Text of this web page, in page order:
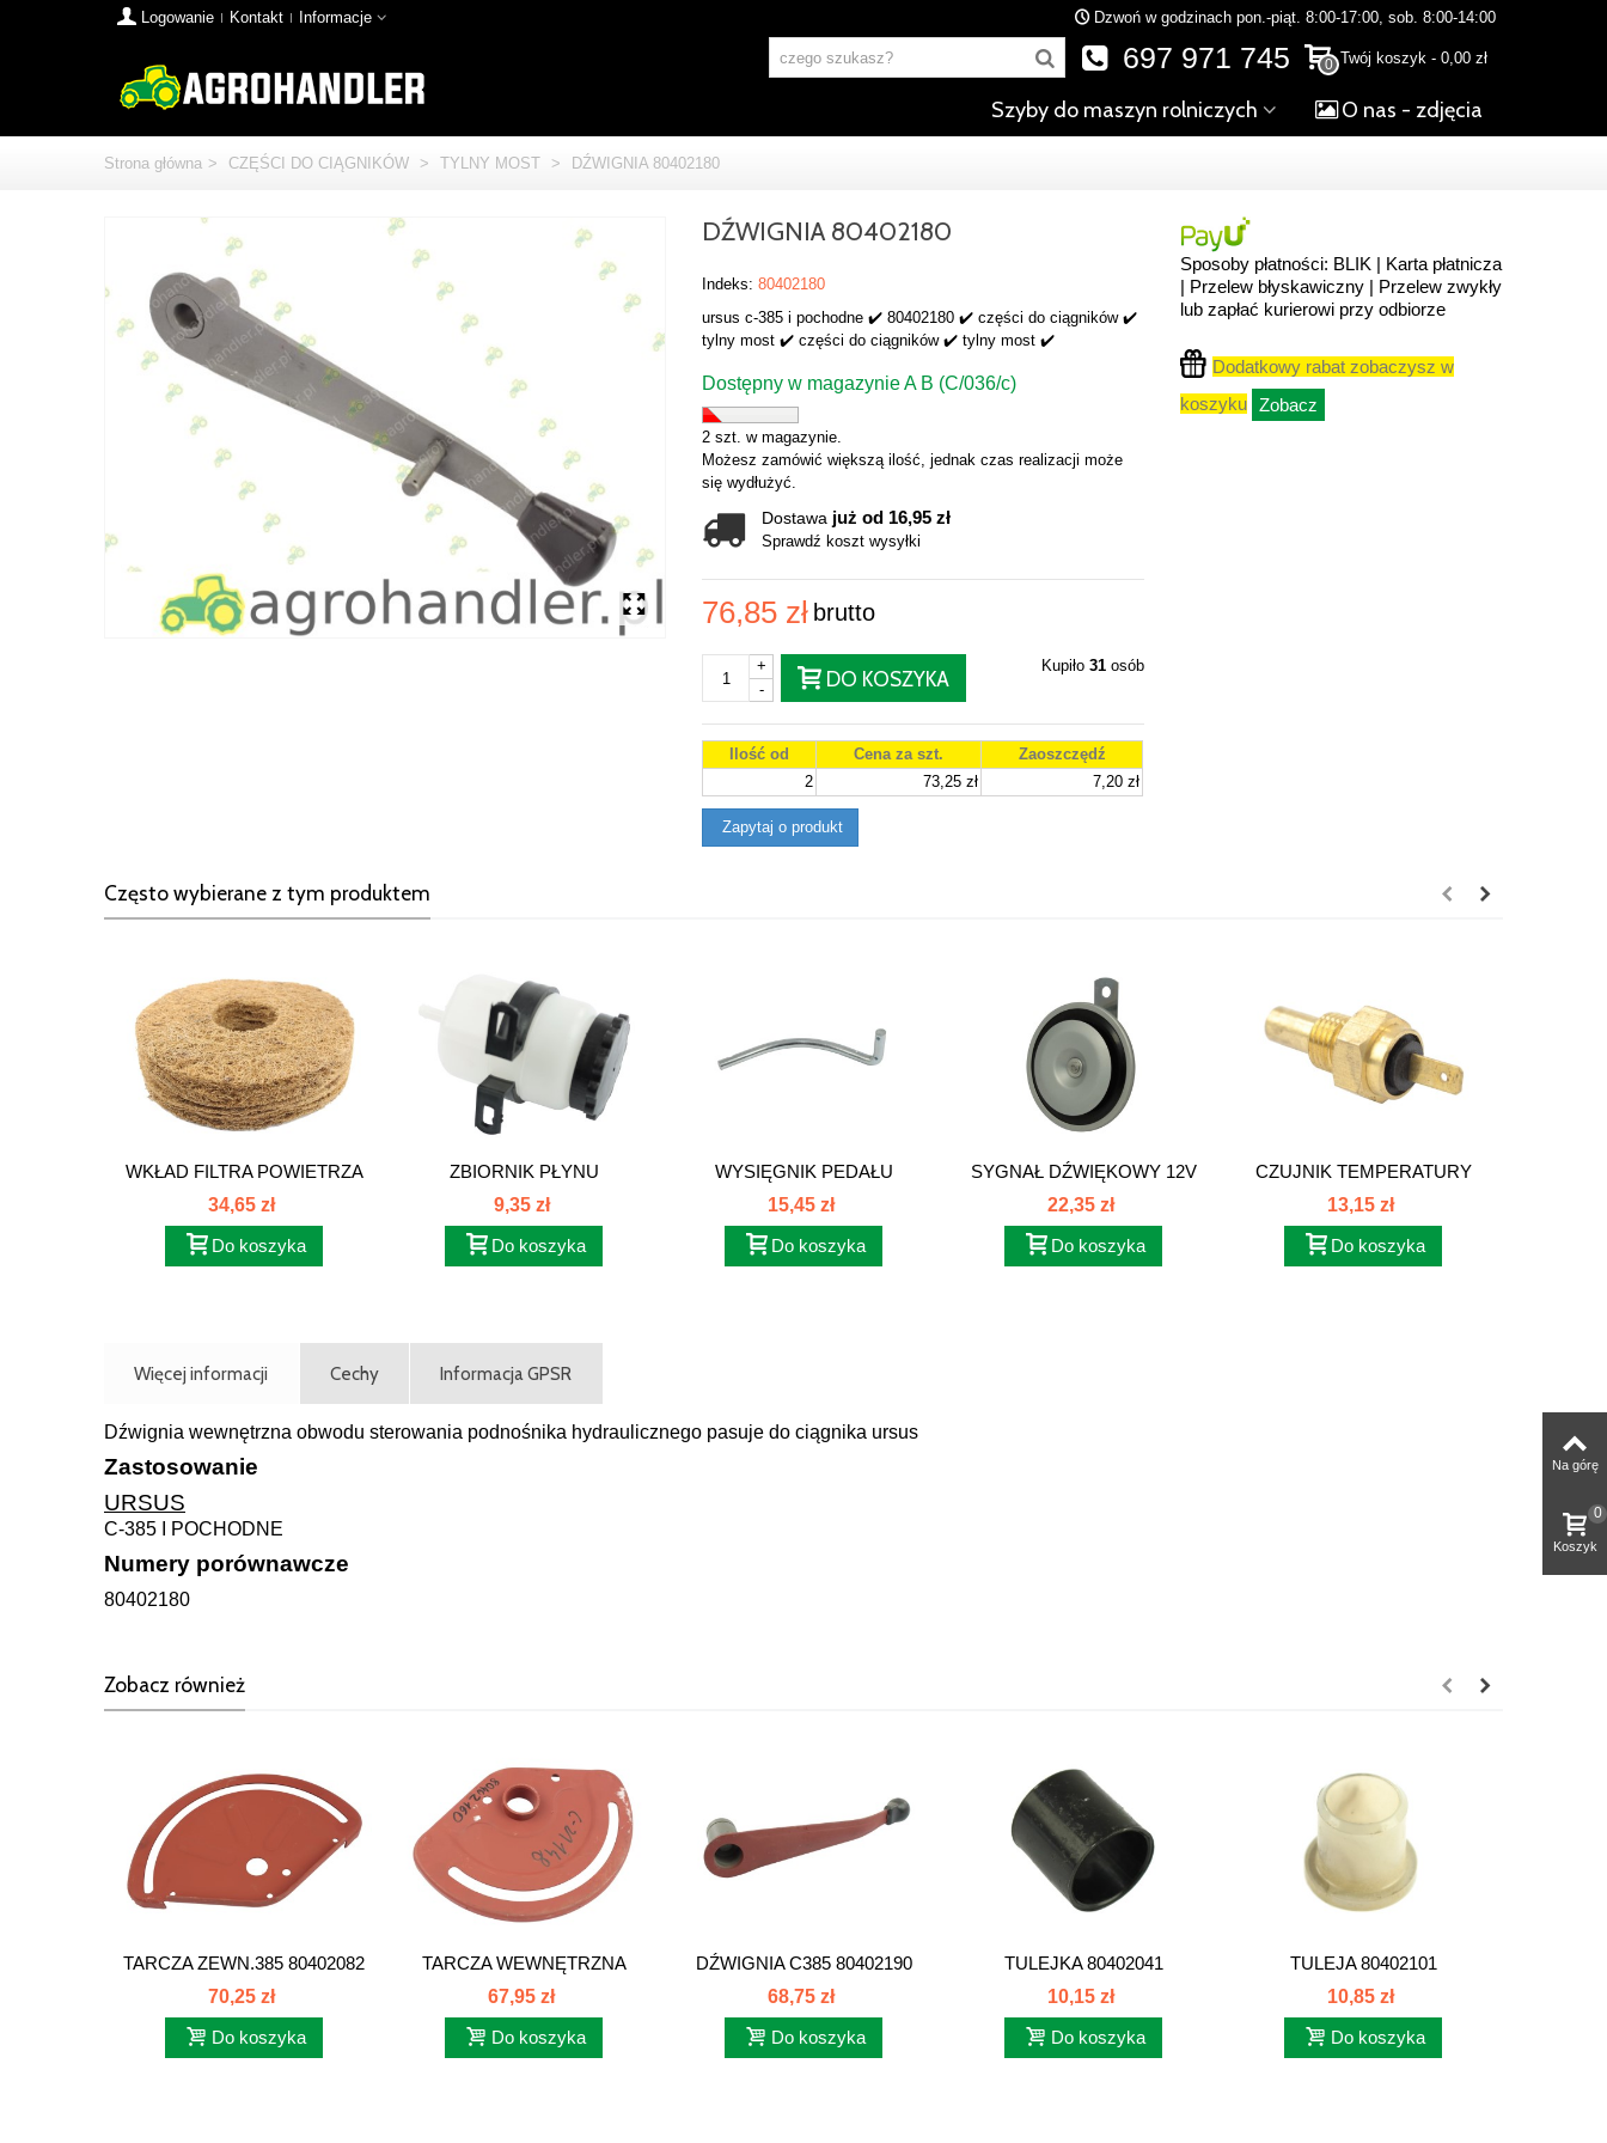
Logowanie Kontakt Informacje Dzwoń w godzinach pon.-piąt. 8:00-17:00, sob. 8:00-14:00
0 Twój koszyk - 0,00 zł
697 971 745
Szyby do maszyn rolniczych O nas - zdjęcia
Strona główna > CZĘŚCI DO CIĄGNIKÓW > TYLNY MOST > DŹWIGNIA 80402180
DŹWIGNIA 80402180
Indeks: 80402180
ursus c-385 i pochodne ✔️ 80402180 ✔️ części do ciągników ✔️
tylny most ✔️ części do ciągników ✔️ tylny most ✔️
Dostępny w magazynie A B (C/036/c)
2 szt. w magazynie.
Możesz zamówić większą ilość, jednak czas realizacji może
się wydłużyć.
Dostawa już od 16,95 zł
Sprawdź koszt wysyłki
76,85 zł brutto
-
+
DO KOSZYKA
Kupiło 31osób
Ilość od Cena za szt.
Zaoszczędź
2
73,25 zł 7,20 zł
Zapytaj o produkt
Sposoby płatności: BLIK | Karta płatnicza
| Przelew błyskawiczny | Przelew zwykły
lub zapłać kurierowi przy odbiorze
Dodatkowy rabat zobaczysz w
koszyku Zobacz
Często wybierane z tym produktem
WKŁAD FILTRA POWIETRZA
4...
34,65 zł
Do koszyka
ZBIORNIK PŁYNU
HAMULCOWEGO...
9,35 zł
Do koszyka
WYSIĘGNIK PEDAŁU
GAZU...
15,45 zł
Do koszyka
SYGNAŁ DŹWIĘKOWY 12V
SD12V
22,35 zł
Do koszyka
CZUJNIK TEMPERATURY
WODY C385...
13,15 zł
Do koszyka
Więcej informacji Cechy Informacja GPSR
Dźwignia wewnętrzna obwodu sterowania podnośnika hydraulicznego pasuje do ciągnika ursus
Zastosowanie
URSUS
C-385 I POCHODNE
Numery porównawcze
80402180
Zobacz również
TARCZA ZEWN.385 80402082
80402170
70,25 zł
Do koszyka
TARCZA WEWNĘTRZNA
KPL.385 80402160
67,95 zł
Do koszyka
DŹWIGNIA C385 80402190
68,75 zł
Do koszyka
TULEJKA 80402041
10,15 zł
Do koszyka
TULEJA 80402101
10,85 zł
Do koszyka
Na górę
Koszyk
0